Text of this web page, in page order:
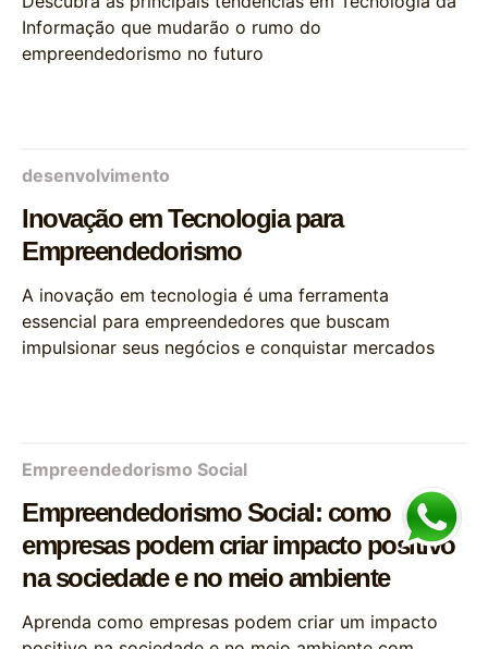
Informação que mudarão o rumo do
empreendedorismo no futuro
desenvolvimento
Inovação em Tecnologia para
Empreendedorismo
A inovação em tecnologia é uma ferramenta
essencial para empreendedores que buscam
impulsionar seus negócios e conquistar mercados
Empreendedorismo Social
Empreendedorismo Social: como
empresas podem criar impacto positivo
na sociedade e no meio ambiente
Aprenda como empresas podem criar um impacto